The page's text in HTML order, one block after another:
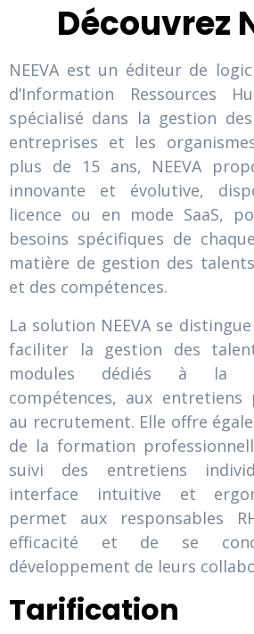
Découvrez
NEEVA est un éditeur de
d’Information Ressources
spécialisé dans la gestion
entreprises et les
plus de 15 ans, NEEVA
innovante et évolutive,
licence ou en mode SaaS,
besoins spécifiques de
matière de gestion des
et des compétences.
La solution NEEVA se
faciliter la gestion des
modules dédiés à la
compétences, aux entretiens
au recrutement. Elle offre
de la formation
suivi des entretiens
interface intuitive et
permet aux responsables
efficacité et de se
développement de leurs
Tarification